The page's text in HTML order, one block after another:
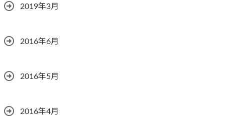
2019年3月
2016年6月
2016年5月
2016年4月